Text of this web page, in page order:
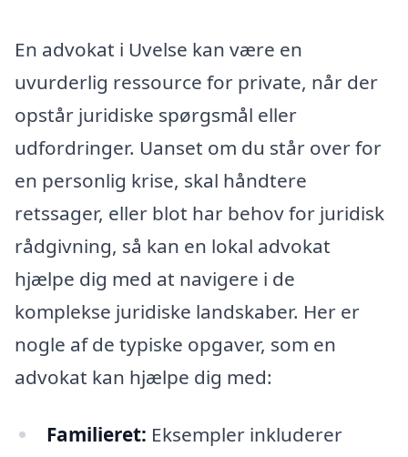
En advokat i Uvelse kan være en
uvurderlig ressource for private, når der
opstår juridiske spørgsmål eller
udfordringer. Uanset om du står over for
en personlig krise, skal håndtere
retssager, eller blot har behov for juridisk
rådgivning, så kan en lokal advokat
hjælpe dig med at navigere i de
komplekse juridiske landskaber. Her er
nogle af de typiske opgaver, som en
advokat kan hjælpe dig med:
Familieret: Eksempler inkluderer